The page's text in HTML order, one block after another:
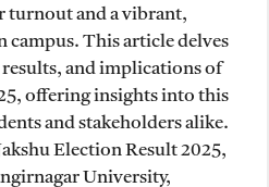
turnout and a vibrant,
campus. This article delves
and implications of
offering insights into this
and stakeholders alike.
Election Result 2025,
University,